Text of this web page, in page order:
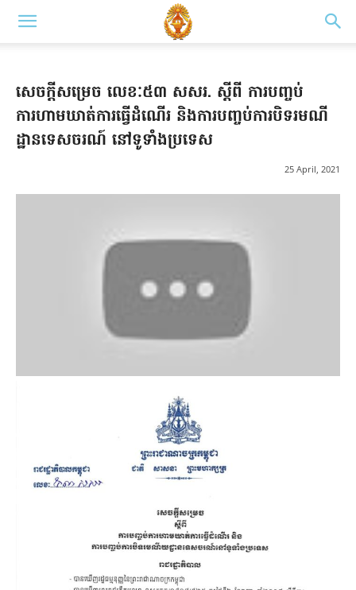
សេចក្តីសម្រេច លេខៈ៥៣ សសរ. ស្តីពី ការបញ្ចប់
ការហាមឃាត់ការធ្វើដំណើរ និងការបញ្ចប់ការបិទរមណី
ដ្ឋានទេសចរណ៍ នៅទូទាំងប្រទេស
25 April, 2021